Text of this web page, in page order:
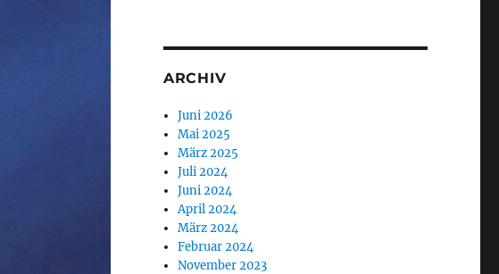
ARCHIV
Juni 2026
Mai 2025
März 2025
Juli 2024
Juni 2024
April 2024
März 2024
Februar 2024
November 2023